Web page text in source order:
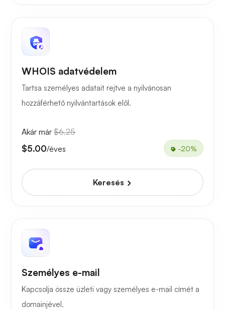
WHOIS adatvédelem
Tartsa személyes adatait rejtve a nyilvánosan
hozzáférhető nyilvántartások elől.
Akár már $6.25
$5.00/éves -20%
Keresés
Személyes e-mail
Kapcsolja össze üzleti vagy személyes e-mail címét a
domainjével.